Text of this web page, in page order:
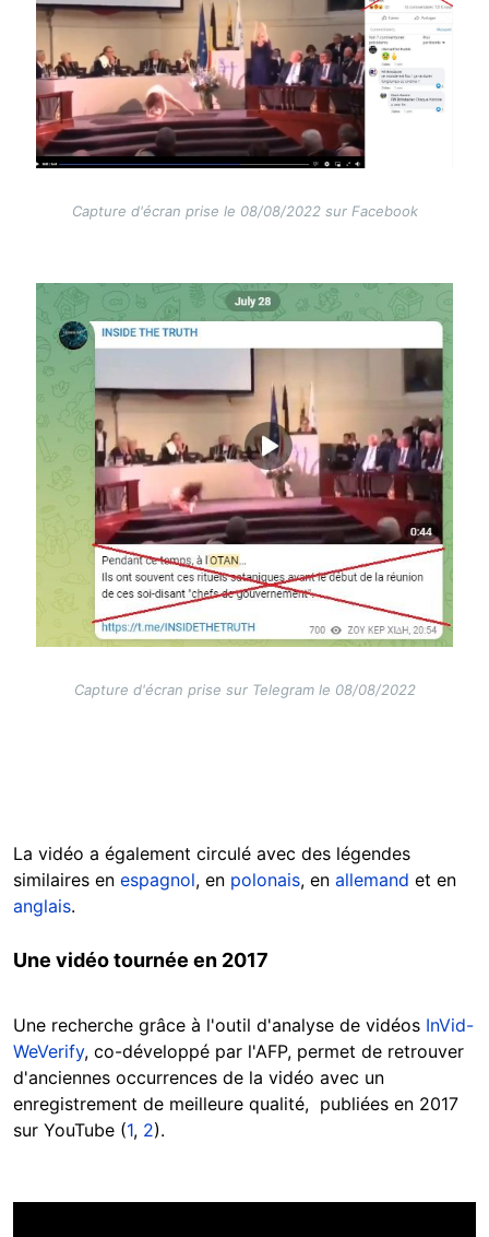
Capture d'écran prise le 08/08/2022 sur Facebook
Image
Capture d'écran prise sur Telegram le 08/08/2022
La vidéo a également circulé avec des légendes
similaires en espagnol, en polonais, en allemand et en
anglais.
Une vidéo tournée en 2017
Une recherche grâce à l'outil d'analyse de vidéos InVid-
WeVerify, co-développé par l'AFP, permet de retrouver
d'anciennes occurrences de la vidéo avec un
enregistrement de meilleure qualité, publiées en 2017
sur YouTube (1, 2).